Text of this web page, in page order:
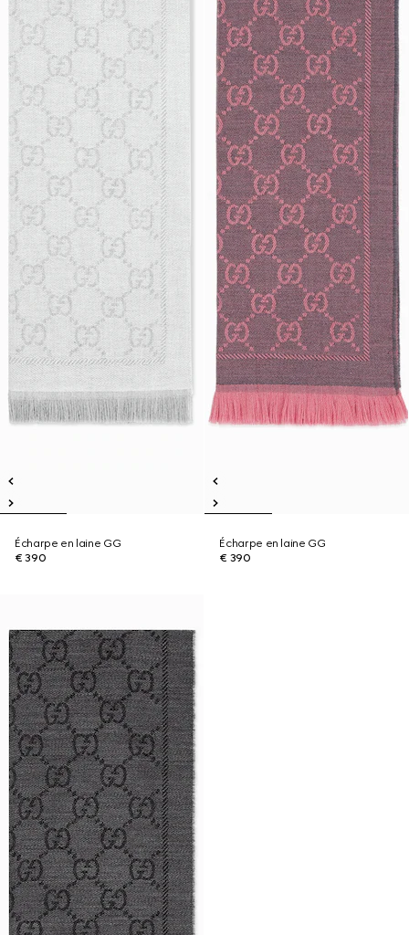
Écharpe en laine GG
€ 390
Écharpe en laine GG
€ 390